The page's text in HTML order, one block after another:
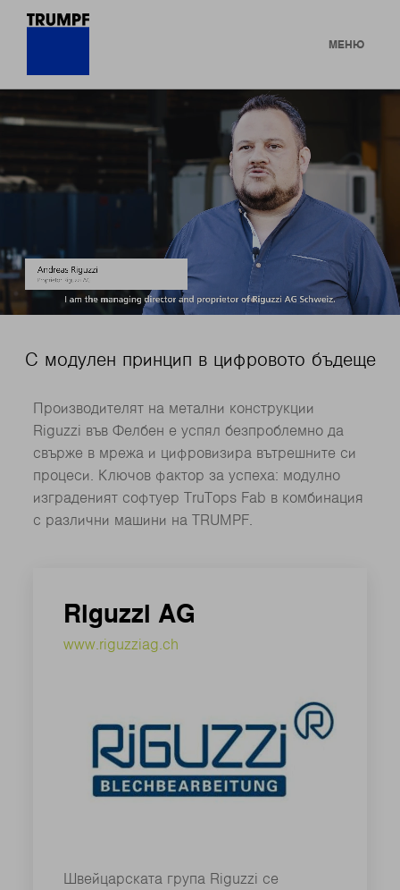
МЕНЮ
С модулен принцип в цифровото бъдеще
Производителят на метални конструкции
Riguzzi във Фелбен е успял безпроблемно да
свърже в мрежа и цифровизира вътрешните си
процеси. Ключов фактор за успеха: модулно
изграденият софтуер TruTops Fab в комбинация
с различни машини на TRUMPF.
Riguzzi AG
www.riguzziag.ch
Швейцарската група Riguzzi се